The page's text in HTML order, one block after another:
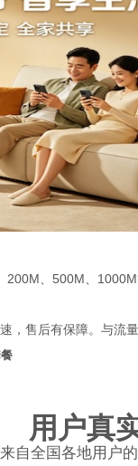
、500M、
，售后有保障。与流
用户真
来自全国各地用户